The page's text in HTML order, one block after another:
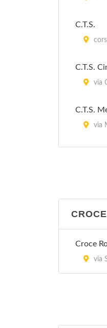
Stazione
via
C.T.S.
C.T.S.
via
C.T.S.
via
Croce
via